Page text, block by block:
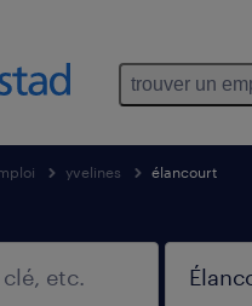
trouver un
yvelines élancourt